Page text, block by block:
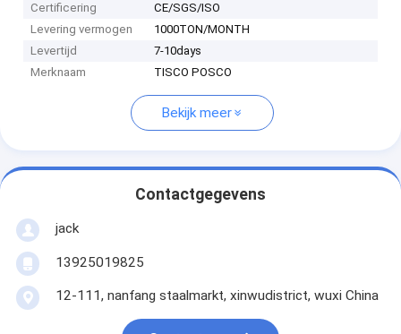
Certificering
CE/SGS/ISO
Levering vermogen
1000TON/MONTH
Levertijd
7-10days
Merknaam
TISCO POSCO
Bekijk meer
Contactgegevens
jack
13925019825
12-111, nanfang staalmarkt, xinwudistrict, wuxi China